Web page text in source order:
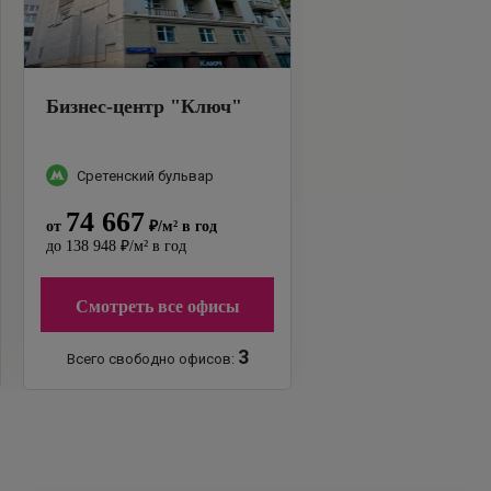
Бизнес-центр "Ключ"
Сретенский бульвар
от 74 667 ₽/м² в год
до 138 948 ₽/м² в год
Смотреть все офисы
Всего свободно офисов: 3